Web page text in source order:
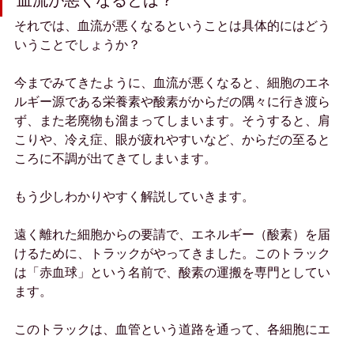
それでは、血流が悪くなるということは具体的にはどう
いうことでしょうか？
今までみてきたように、血流が悪くなると、細胞のエネ
ルギー源である栄養素や酸素がからだの隅々に行き渡ら
ず、また老廃物も溜まってしまいます。そうすると、肩
こりや、冷え症、眼が疲れやすいなど、からだの至ると
ころに不調が出てきてしまいます。
もう少しわかりやすく解説していきます。
遠く離れた細胞からの要請で、エネルギー（酸素）を届
けるために、トラックがやってきました。このトラック
は「赤血球」という名前で、酸素の運搬を専門としてい
ます。
このトラックは、血管という道路を通って、各細胞にエ